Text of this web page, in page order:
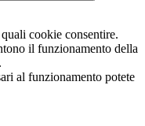
cookie consentire.
il funzionamento della
al funzionamento potete